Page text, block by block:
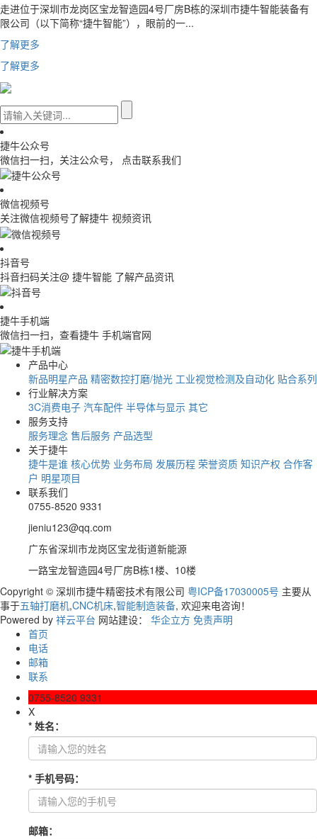
走进位于深圳市龙岗区宝龙智造园4号厂房B栋的深圳市捷牛智能装备有
限公司（以下简称“捷牛智能”），眼前的一...
了解更多
了解更多
捷牛公众号
微信扫一扫，关注公众号， 点击联系我们
微信视频号
关注微信视频号了解捷牛 视频资讯
抖音号
抖音扫码关注@ 捷牛智能 了解产品资讯
捷牛手机端
微信扫一扫，查看捷牛 手机端官网
产品中心
新品明星产品 精密数控打磨/抛光 工业视觉检测及自动化 贴合系列
行业解决方案
3C消费电子 汽车配件 半导体与显示 其它
服务支持
服务理念 售后服务 产品选型
关于捷牛
捷牛是谁 核心优势 业务布局 发展历程 荣誉资质 知识产权 合作客
户 明星项目
联系我们
0755-8520 9331
jieniu123@qq.com
广东省深圳市龙岗区宝龙街道新能源
一路宝龙智造园4号厂房B栋1楼、10楼
Copyright © 深圳市捷牛精密技术有限公司 粤ICP备17030005号 主要从
事于五轴打磨机,CNC机床,智能制造装备, 欢迎来电咨询！
Powered by 祥云平台 网站建设： 华企立方 免责声明
首页
电话
邮箱
联系
0755-8520 9331
X
* 姓名：
* 手机号码：
邮箱：